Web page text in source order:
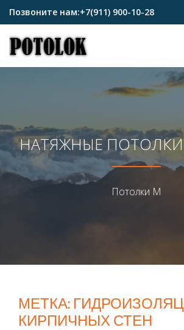
содержимому
Позвоните нам:+7(911) 900-10-28
НАТЯЖНЫЕ
Потолки М
МЕТКА:
КИРПИЧНЫХ СТЕН